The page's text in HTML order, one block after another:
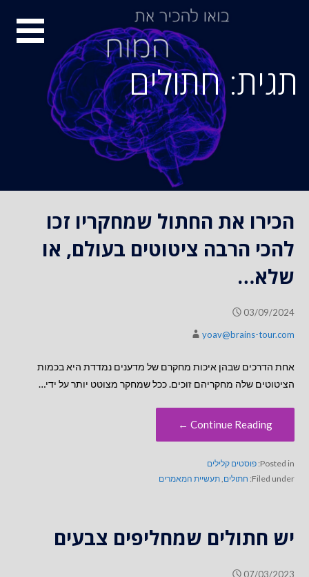
תגית: חתולים
הכירו את החתול שמחקריו זכו
להכי הרבה ציטוטים בעולם, או
שלא…
03/09/2024
yoav@brains-tour.com
אחת הדרכים שבהן איכות מחקרם של מדענים נמדדת היא בכמות
הציטוטים שלה מחקריהם זוכים. ככל שמחקר מצוטט יותר על ידי…
Continue Reading ←
Posted in: פוסטים קלילים
Filed under: חתולים,תעשיית המאמרים
יש חתולים שמחליפים צבעים
07/03/2023